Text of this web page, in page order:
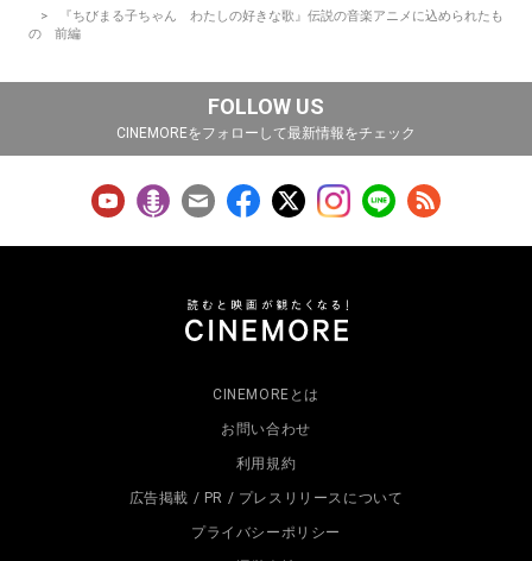
『ちびまる子ちゃん わたしの好きな歌』伝説の音楽アニメに込められたも
の 前編
FOLLOW US
CINEMOREをフォローして最新情報をチェック
CINEMOREとは
お問い合わせ
利用規約
広告掲載 / PR / プレスリリースについて
プライバシーポリシー